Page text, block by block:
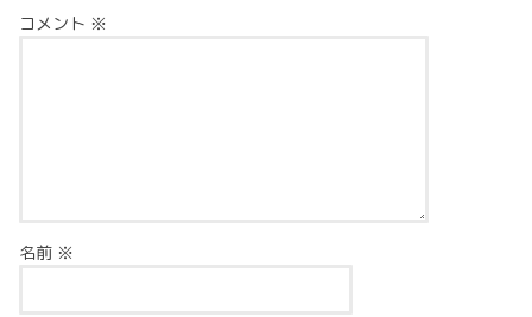
コメント ※
名前 ※